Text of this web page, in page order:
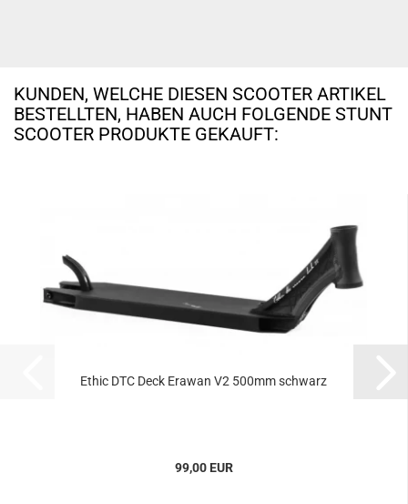
KUNDEN, WELCHE DIESEN SCOOTER ARTIKEL
BESTELLTEN, HABEN AUCH FOLGENDE STUNT
SCOOTER PRODUKTE GEKAUFT:
Ethic DTC Deck Erawan V2 500mm schwarz
99,00 EUR